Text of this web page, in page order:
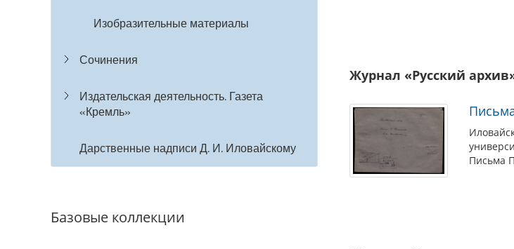
Изобразительные материалы
Сочинения
Издательская деятельность. Газета
«Кремль»
Дарственные надписи Д. И. Иловайскому
Базовые коллекции
Журнал «Русский
Письма